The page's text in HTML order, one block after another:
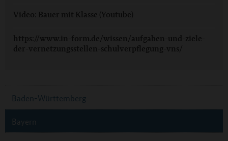
Video: Bauer mit Klasse (Youtube)
https://www.in-form.de/wissen/aufgaben-und-ziele-
der-vernetzungsstellen-schulverpflegung-vns/
Baden-Württemberg
Bayern